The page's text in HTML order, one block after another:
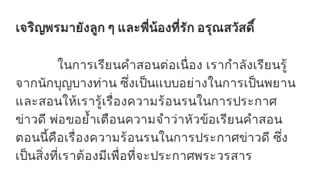
เจริญพรมายังลูก ๆ และพี่น้องที่รัก อรุณสวัสดิ์
ในการเรียนคำสอนต่อเนื่อง เรากำลังเรียนรู้
จากนักบุญบางท่าน ซึ่งเป็นแบบอย่างในการเป็นพยาน
และสอนให้เรารู้เรื่องความร้อนรนในการประกาศ
ข่าวดี พ่อขอย้ำเตือนความจำว่าหัวข้อเรียนคำสอน
ตอนนี้คือเรื่องความร้อนรนในการประกาศข่าวดี ซึ่ง
เป็นสิ่งที่เราต้องมีเพื่อที่จะประกาศพระวรสาร